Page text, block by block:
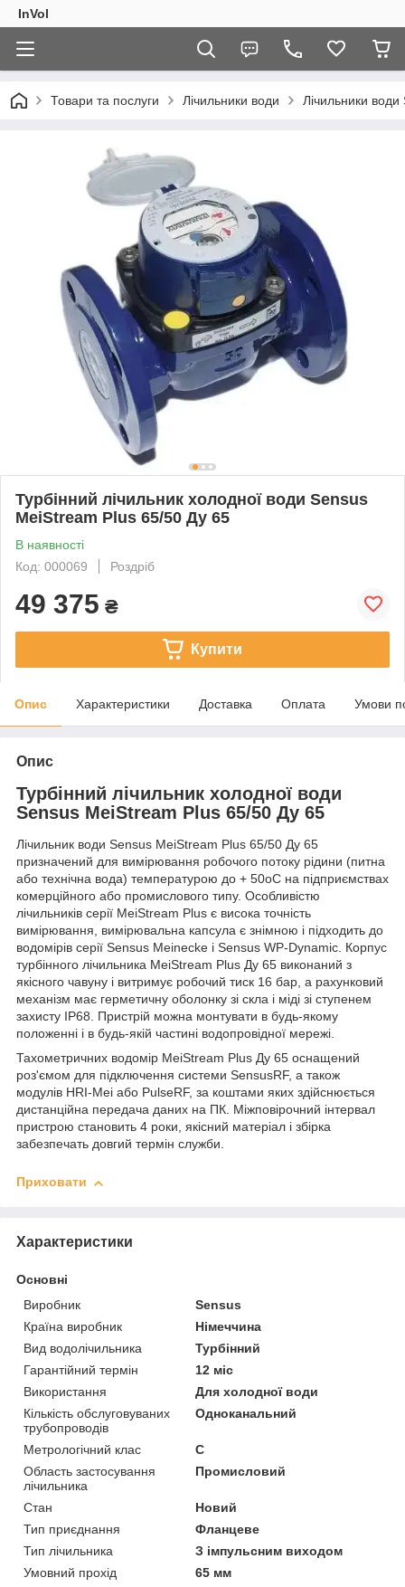
InVol
Товари та послуги Лічильники води Лічильники
Турбінний лічильник холодної води Sensus
MeiStream Plus 65/50 Ду 65
В наявності
Код: 000069
Роздріб
49 375 ₴
Купити
Опис Характеристики Доставка Оплата Умови
Опис
Турбінний лічильник холодної води
Sensus MeiStream Plus 65/50 Ду 65
Лічильник води Sensus MeiStream Plus 65/50 Ду 65
призначений для вимірювання робочого потоку рідини (питна
або технічна вода) температурою до + 50оС на підприємствах
комерційного або промислового типу. Особливістю
лічильників серії MeiStream Plus є висока точність
вимірювання, вимірювальна капсула є знімною і підходить до
водомірів серії Sensus Meinecke і Sensus WP-Dynamic. Корпус
турбінного лічильника MeiStream Plus Ду 65 виконаний з
якісного чавуну і витримує робочий тиск 16 бар, а рахунковий
механізм має герметичну оболонку зі скла і міді зі ступенем
захисту IP68. Пристрій можна монтувати в будь-якому
положенні і в будь-якій частині водопровідної мережі.
Тахометричних водомір MeiStream Plus Ду 65 оснащений
роз'ємом для підключення системи SensusRF, а також
модулів HRI-Mei або PulseRF, за коштами яких здійснюється
дистанційна передача даних на ПК. Міжповірочний інтервал
пристрою становить 4 роки, якісний матеріал і збірка
забезпечать довгий термін служби.
Приховати
Характеристики
Основні
Виробник
Sensus
Країна виробник
Німеччина
Вид водолічильника
Турбінний
Гарантійний термін
12 міс
Використання
Для холодної води
Кількість обслуговуваних
трубопроводів
Одноканальний
Метрологічний клас
С
Область застосування
лічильника
Промисловий
Стан
Новий
Тип приєднання
Фланцеве
Тип лічильника
З імпульсним виходом
Умовний прохід
65 мм